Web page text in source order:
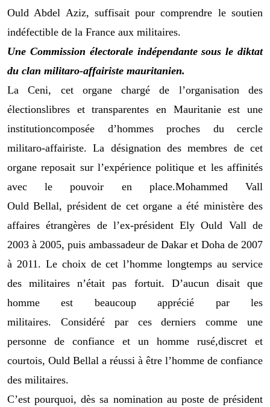
Ould Abdel Aziz, suffisait pour comprendre le soutien
indéfectible de la France aux militaires.
Une Commission électorale indépendante sous le diktat
du clan militaro-affairiste mauritanien.
La Ceni,
cet
organe chargé de l’organisation des
électionslibres et transparentes en Mauritanie est une
institutioncomposée d’hommes proches
du cercle
militaro-affairiste. La désignation des membres de cet
organe reposait sur l’expérience politique et les affinités
avec le pouvoir en place.Mohammed Vall
Ould Bellal, président de cet organe a été ministère des
affaires étrangères de l’ex-président Ely Ould Vall de
2003 à 2005, puis ambassadeur de Dakar et Doha de 2007
à 2011. Le choix de cet l’homme longtemps au service
des militaires n’était pas fortuit. D’aucun disait
que
homme est beaucoup apprécié
par les
militaires.
Considéré par ces derniers
comme une
personne de confiance et un homme
rusé,discret
et
courtois, Ould Bellal a réussi à être l’homme de confiance
des militaires.
C’est pourquoi, dès sa nomination au poste de président